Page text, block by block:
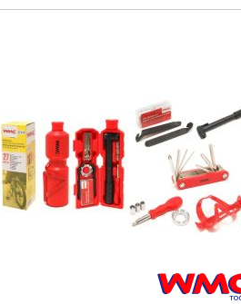
брутто: 1,190 г